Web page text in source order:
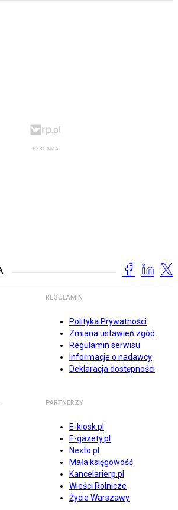
REGULAMIN
Polityka Prywatności
Zmiana ustawień zgód
Regulamin serwisu
Informacje o nadawcy
Deklaracja dostępności
PARTNERZY
E-kiosk.pl
E-gazety.pl
Nexto.pl
Mała księgowość
Kancelarierp.pl
Wieści Rolnicze
Życie Warszawy